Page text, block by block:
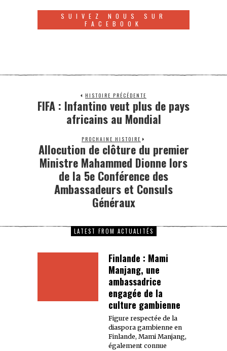
SUIVEZ NOUS SUR
FACEBOOK
HISTOIRE PRÉCÉDENTE
FIFA : Infantino veut plus de pays
africains au Mondial
PROCHAINE HISTOIRE
Allocution de clôture du premier
Ministre Mahammed Dionne lors
de la 5e Conférence des
Ambassadeurs et Consuls
Généraux
LATEST FROM ACTUALITÉS
Finlande : Mami
Manjang, une
ambassadrice
engagée de la
culture gambienne
Figure respectée de la
diaspora gambienne en
Finlande, Mami Manjang,
également connue